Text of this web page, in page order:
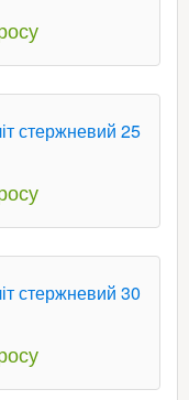
стержневий 25
стержневий 30